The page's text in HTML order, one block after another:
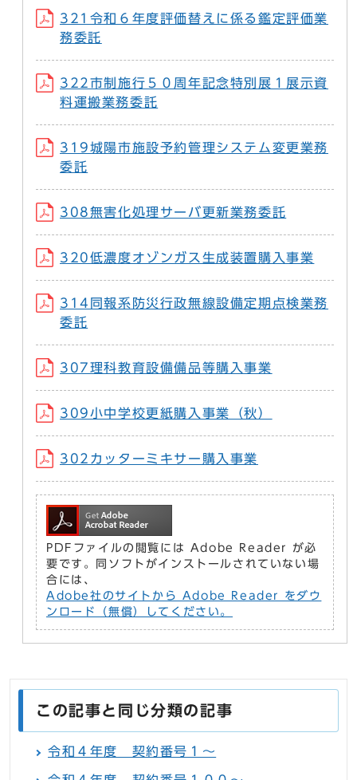
321令和６年度評価替えに係る鑑定評価業
務委託
322市制施行５０周年記念特別展１展示資
料運搬業務委託
319城陽市施設予約管理システム変更業務
委託
308無害化処理サーバ更新業務委託
320低濃度オゾンガス生成装置購入事業
314同報系防災行政無線設備定期点検業務
委託
307理科教育設備備品等購入事業
309小中学校更紙購入事業（秋）
302カッターミキサー購入事業
PDFファイルの閲覧には Adobe Reader が必
要です。同ソフトがインストールされていない場
合には、
Adobe社のサイトから Adobe Reader をダウ
ンロード（無償）してください。
この記事と同じ分類の記事
令和４年度 契約番号１～